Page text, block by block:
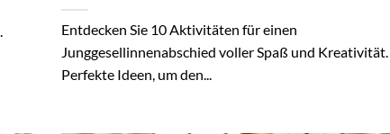
Entdecken Sie 10 Aktivitäten für einen
Junggesellinnenabschied voller Spaß und Kreativität.
Perfekte Ideen, um den...